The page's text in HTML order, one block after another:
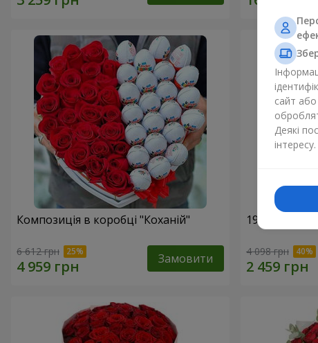
Композиція в коробці "Коханій"
6 612 грн Замовити
19 червоних
4 098 грн
сайт
Деякі